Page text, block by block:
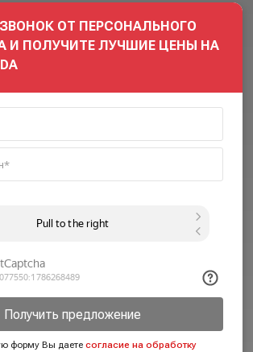
ОТ ПЕРСОНАЛЬНОГО
И ПОЛУЧИТЕ ЛУЧШИЕ ЦЕНЫ НА
Получить предложение
форму Вы даетесогласие на обработку